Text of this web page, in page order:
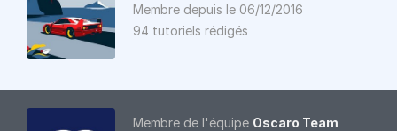
Membre depuis le 06/12/2016
94 tutoriels rédigés
Membre de l'équipe Oscaro Team